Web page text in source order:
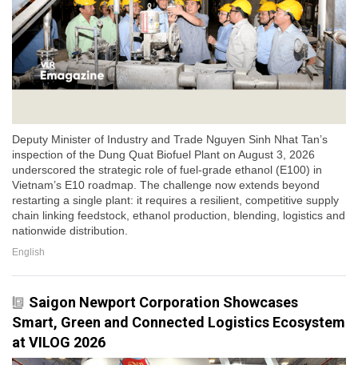
Deputy Minister of Industry and Trade Nguyen Sinh Nhat Tan’s
inspection of the Dung Quat Biofuel Plant on August 3, 2026
underscored the strategic role of fuel-grade ethanol (E100) in
Vietnam’s E10 roadmap. The challenge now extends beyond
restarting a single plant: it requires a resilient, competitive supply
chain linking feedstock, ethanol production, blending, logistics and
nationwide distribution.
English
Saigon Newport Corporation Showcases
Smart, Green and Connected Logistics Ecosystem
at VILOG 2026